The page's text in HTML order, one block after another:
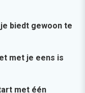
biedt gewoon te
met je eens is
met één